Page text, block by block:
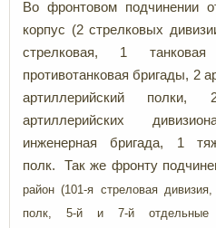
Во фронтовом подчинении
корпус (2 стрелковых
стрелковая, 1
противотанковая бригады, 2
артиллерийский полки,
артиллерийских
инженерная бригада, 1
полк. Так же фронту
район (101-я стреловая
полк, 5-й и 7-й отдельные